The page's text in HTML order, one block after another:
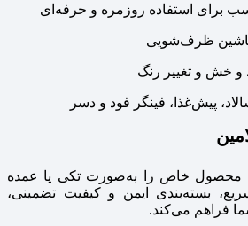
برای استفاده روزمره و حرفه‌ای
ظرف‌شویی
و خش و تغییر رنگ
پیش‌غذا، فینگر فود و دسر
محصول خاص را به‌صورت تکی یا عمده
بسته‌بندی ایمن و کیفیت تضمینی،
فراهم می‌کند.